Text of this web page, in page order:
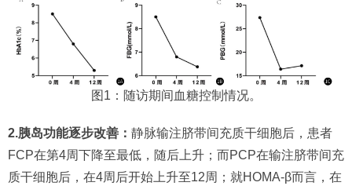
图1：随访期间血糖控制情况。
2.胰岛功能逐步改善： 静脉输注脐带间充质干细胞后，患者
FCP在第4周下降至最低，随后上升；而PCP在输注脐带间充
质干细胞后，在4周后开始上升至12周；就HOMA-β而言，在